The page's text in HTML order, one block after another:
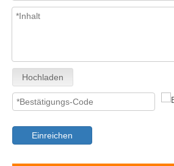
Hochladen
Einreichen